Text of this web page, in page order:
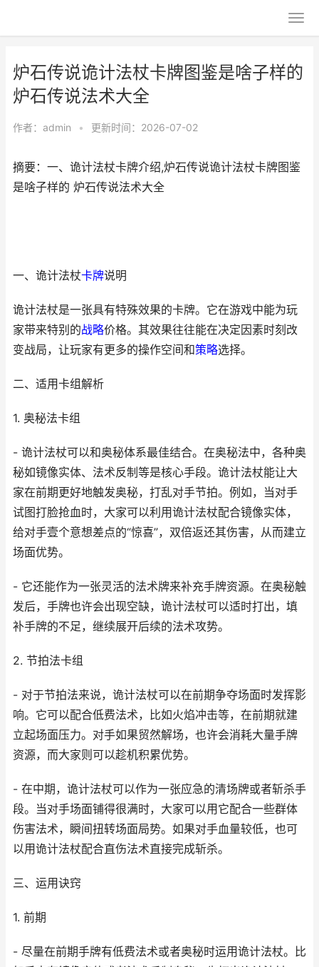
炉石传说诡计法杖卡牌图鉴是啥子样的
炉石传说法术大全
作者： admin • 更新时间：2026-07-02
摘要：一、诡计法杖卡牌介绍,炉石传说诡计法杖卡牌图鉴
是啥子样的 炉石传说法术大全
一、诡计法杖卡牌说明
诡计法杖是一张具有特殊效果的卡牌。它在游戏中能为玩
家带来特别的战略价格。其效果往往能在决定因素时刻改
变战局，让玩家有更多的操作空间和策略选择。
二、适用卡组解析
1. 奥秘法卡组
- 诡计法杖可以和奥秘体系最佳结合。在奥秘法中，各种奥
秘如镜像实体、法术反制等是核心手段。诡计法杖能让大
家在前期更好地触发奥秘，打乱对手节拍。例如，当对手
试图打脸抢血时，大家可以利用诡计法杖配合镜像实体，
给对手壹个意想差点的“惊喜”，双倍返还其伤害，从而建立
场面优势。
- 它还能作为一张灵活的法术牌来补充手牌资源。在奥秘触
发后，手牌也许会出现空缺，诡计法杖可以适时打出，填
补手牌的不足，继续展开后续的法术攻势。
2. 节拍法卡组
- 对于节拍法来说，诡计法杖可以在前期争夺场面时发挥影
响。它可以配合低费法术，比如火焰冲击等，在前期就建
立起场面压力。对手如果贸然解场，也许会消耗大量手牌
资源，而大家则可以趁机积累优势。
- 在中期，诡计法杖可以作为一张应急的清场牌或者斩杀手
段。当对手场面铺得很满时，大家可以用它配合一些群体
伤害法术，瞬间扭转场面局势。如果对手血量较低，也可
以用诡计法杖配合直伤法术直接完成斩杀。
三、运用诀窍
1. 前期
- 尽量在前期手牌有低费法术或者奥秘时运用诡计法杖。比